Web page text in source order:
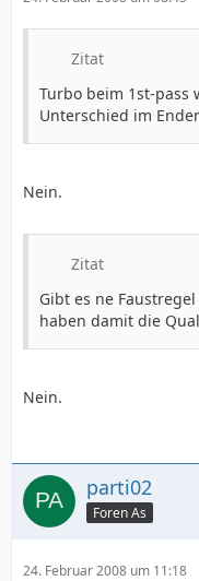
Zitat
Turbo beim 1st-pass
Unterschied im
Nein.
Zitat
Gibt es ne
haben damit die
Nein.
parti02
Foren As
24. Februar 2008 um 11:18